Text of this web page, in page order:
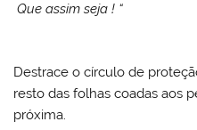
Que assim seja ! “
Destrace o círculo de
resto das folhas coadas aos
próxima.